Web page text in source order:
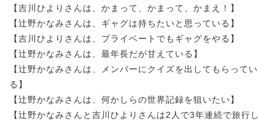
【吉川ひよりさんは、かまって、かまって、かまえ！】
【辻野かなみさんは、ギャグは持ちたいと思っている】
【吉川ひよりさんは、プライベートでもギャグをやる】
【辻野かなみさんは、最年長だが甘えている】
【辻野かなみさんは、メンバーにクイズを出してもらってい
る】
【辻野かなみさんは、何かしらの世界記録を狙いたい】
【辻野かなみさんと吉川ひよりさんは2人で3年連続で旅行し